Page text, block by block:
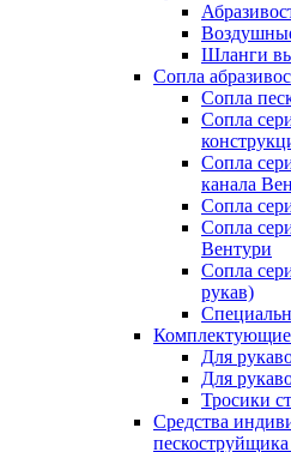
Шланги
Сопла
Сопла
Сопла
Сопла
канала
Сопла
Сопла
Вентури
Сопла
рукав)
Комплектующие
Для
Для
Тросики
Средства
пескоструйщика